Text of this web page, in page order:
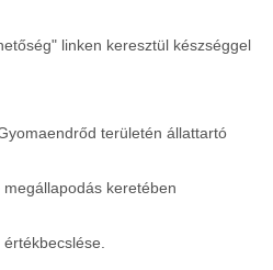
linken keresztül készséggel
területén állattartó
keretében